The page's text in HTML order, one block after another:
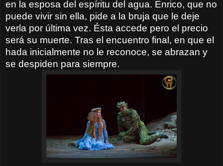
en la esposa del espíritu del agua. Enrico, que no
puede vivir sin ella, pide a la bruja que le deje
verla por última vez. Ésta accede pero el precio
será su muerte. Tras el encuentro final, en que el
hada inicialmente no le reconoce, se abrazan y
se despiden para siempre.